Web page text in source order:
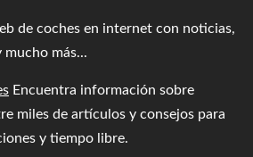
de coches en internet con noticias,
mucho más...
Encuentra información sobre
miles de artículos y consejos para
y tiempo libre.